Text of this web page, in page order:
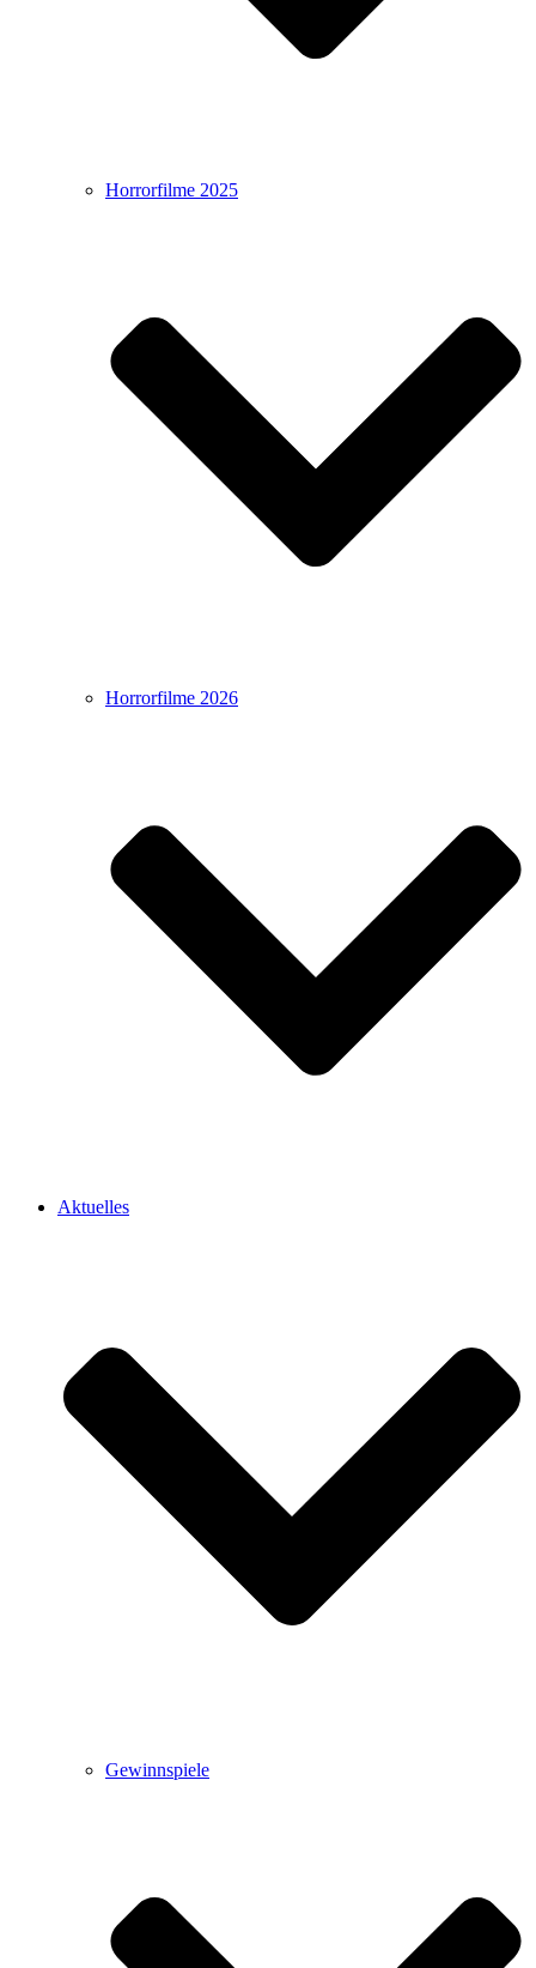
Horrorfilme 2025
Horrorfilme 2026
Aktuelles
Gewinnspiele